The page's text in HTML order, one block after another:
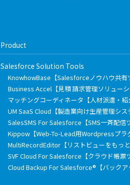
Product
Salesforce Solution Tools
KnowhowBase【Salesforceノウハウ共有
Business Accel【見積 請求管理ソリューシ
マッチングコーディネータ【人材派遣・紹
UM SaaS Cloud【製造業向け生産管理シス
SalesSMS For Salesforce【SMS一斉配信
Kippow【Web-To-Lead用Wordpressプラ
MultiRecordEditor【リストビューをもっ
SVF Cloud For Salesforce【クラウド帳票
Cloud Backup For Salesforce®【バックア